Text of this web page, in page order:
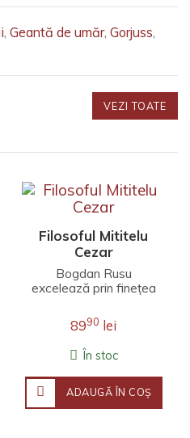
, Geantă de umăr, Gorjuss,
VEZI TOATE
Filosoful Mititelu
Cezar
Bogdan Rusu
excelează prin finețea
îmbină erudiția
filosofică, investigația j..
8990 lei
În stoc
ADAUGĂ ÎN COŞ